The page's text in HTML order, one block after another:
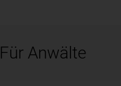
Für Anwälte